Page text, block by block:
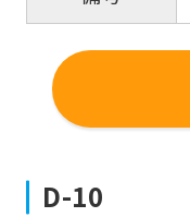
D-10